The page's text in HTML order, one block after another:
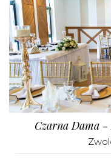
Czarna Dama